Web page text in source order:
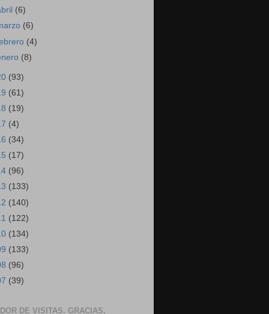
(6)
(6)
(4)
(8)
(93)
(61)
(19)
(4)
(34)
(17)
(96)
(133)
(140)
(122)
(134)
(133)
(96)
(39)
DE VISITAS. GRACIAS,